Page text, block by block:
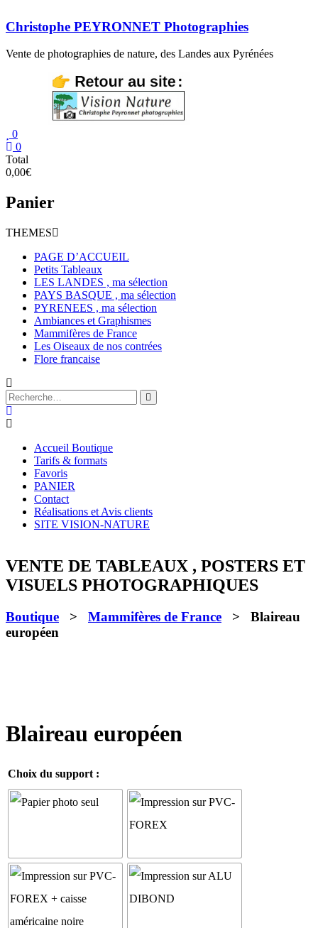
au
contenu
Christophe PEYRONNET Photographies
Vente de photographies de nature, des Landes aux Pyrénées
0
0
Total
0,00€
Panier
THEMES
PAGE D’ACCUEIL
Petits Tableaux
LES LANDES , ma sélection
PAYS BASQUE , ma sélection
PYRENEES , ma sélection
Ambiances et Graphismes
Mammifères de France
Les Oiseaux de nos contrées
Flore francaise
Accueil Boutique
Tarifs & formats
Favoris
PANIER
Contact
Réalisations et Avis clients
SITE VISION-NATURE
VENTE DE TABLEAUX , POSTERS ET
VISUELS PHOTOGRAPHIQUES
Boutique > Mammifères de France > Blaireau
européen
Blaireau européen
Choix du support :